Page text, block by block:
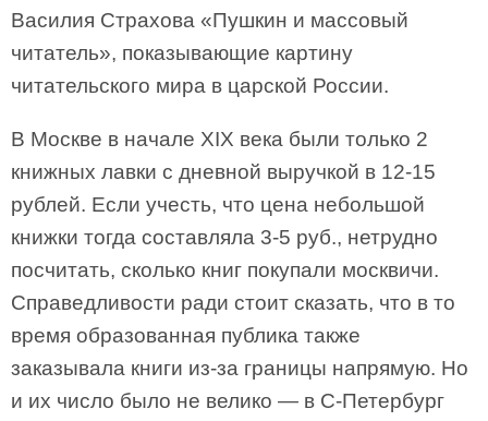
Василия Страхова «Пушкин и массовый
читатель», показывающие картину
читательского мира в царской России.
В Москве в начале XIX века были только 2
книжных лавки с дневной выручкой в 12-15
рублей. Если учесть, что цена небольшой
книжки тогда составляла 3-5 руб., нетрудно
посчитать, сколько книг покупали москвичи.
Справедливости ради стоит сказать, что в то
время образованная публика также
заказывала книги из-за границы напрямую. Но
и их число было не велико — в С-Петербург